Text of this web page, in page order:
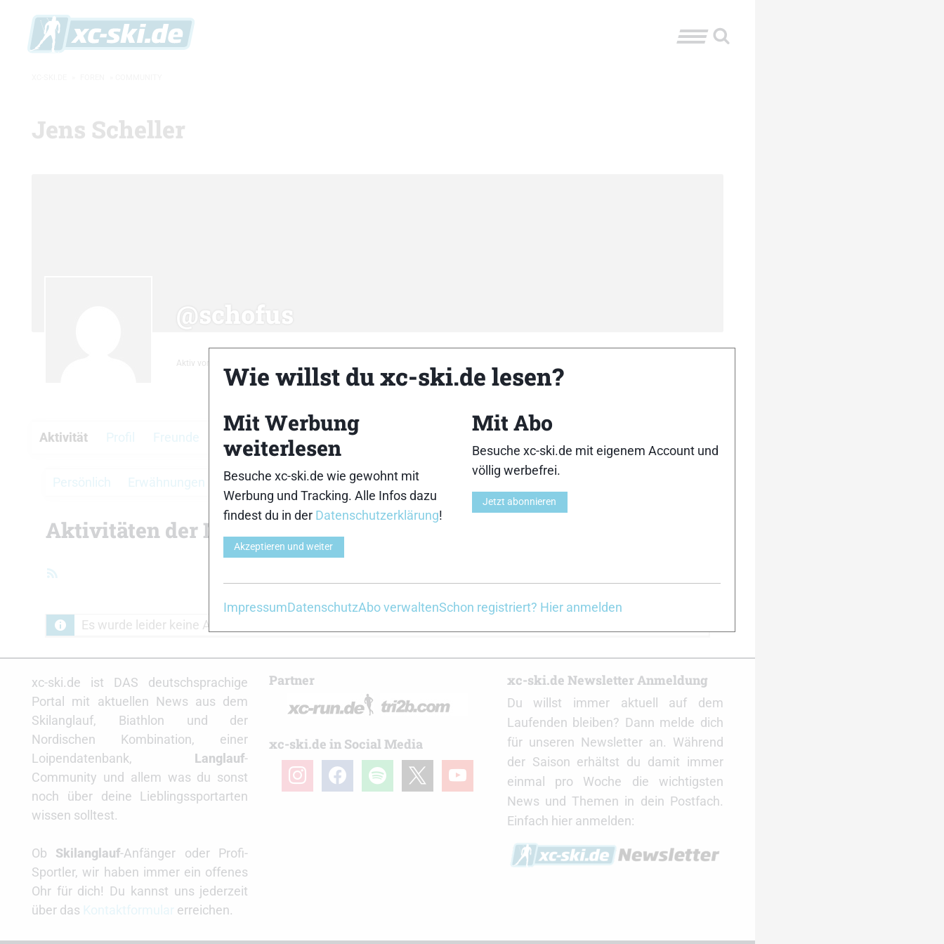
Jens Scheller
@schofus
Aktiv vor 9 Jahren, 6 Monaten
Aktivität Profil Freunde Gruppen Foren Medien
Persönlich Erwähnungen Favoriten Freunde Gruppen
Aktivitäten der Mitglieder
Es wurde leider keine Aktivität gefunden. Bitte versuche es mit einem anderen Filter.
xc-ski.de ist DAS deutschsprachige
Portal mit aktuellen News aus dem
Skilanglauf, Biathlon und der
Nordischen Kombination, einer
Loipendatenbank, Langlauf-
Community und allem was du sonst
noch über deine Lieblingssportarten
wissen solltest.
Ob Skilanglauf-Anfänger oder Profi-
Sportler, wir haben immer ein offenes
Ohr für dich! Du kannst uns jederzeit
über das
erreichen.
Partner
xc-ski.de in Social Media
instagramfacebookspotify youtube
xc-ski.de Newsletter Anmeldung
Du willst immer aktuell auf dem
Laufenden bleiben? Dann melde dich
für unseren Newsletter an. Während
der Saison erhältst du damit immer
einmal pro Woche die wichtigsten
News und Themen in dein Postfach.
Einfach hier anmelden:
Wie willst du xc-ski.de lesen?
Mit Werbung
weiterlesen
Besuche xc-ski.de wie gewohnt mit
Werbung und Tracking. Alle Infos dazu
findest du in der Datenschutzerklärung!
Akzeptieren und weiter
Mit Abo
Besuche xc-ski.de mit eigenem Account und
völlig werbefrei.
Jetzt abonnieren
ImpressumDatenschutzAbo verwaltenSchon registriert? Hier anmelden